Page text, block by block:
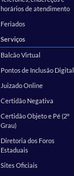
horários de atendimento
Feriados
Serviços
Balcão Virtual
Pontos de Inclusão Digital
Juizado Online
Certidão Negativa
Certidão Objeto e Pé (2º
Grau)
Diretoria dos Foros
Estaduais
Sites Oficiais